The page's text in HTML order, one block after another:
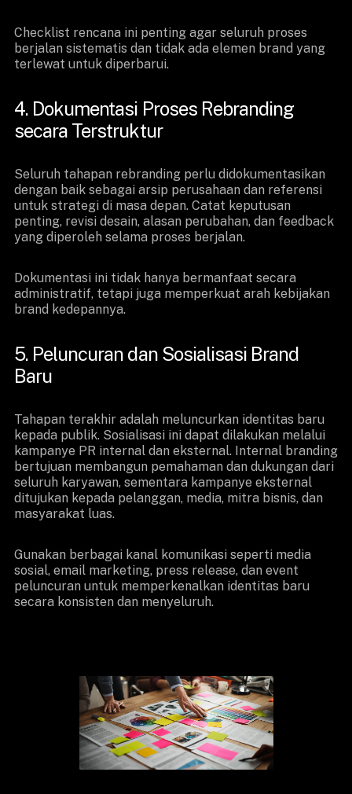
Checklist rencana ini penting agar seluruh proses
berjalan sistematis dan tidak ada elemen brand yang
terlewat untuk diperbarui.
4. Dokumentasi Proses Rebranding
secara Terstruktur
Seluruh tahapan rebranding perlu didokumentasikan
dengan baik sebagai arsip perusahaan dan referensi
untuk strategi di masa depan. Catat keputusan
penting, revisi desain, alasan perubahan, dan feedback
yang diperoleh selama proses berjalan.
Dokumentasi ini tidak hanya bermanfaat secara
administratif, tetapi juga memperkuat arah kebijakan
brand kedepannya.
5. Peluncuran dan Sosialisasi Brand
Baru
Tahapan terakhir adalah meluncurkan identitas baru
kepada publik. Sosialisasi ini dapat dilakukan melalui
kampanye PR internal dan eksternal. Internal branding
bertujuan membangun pemahaman dan dukungan dari
seluruh karyawan, sementara kampanye eksternal
ditujukan kepada pelanggan, media, mitra bisnis, dan
masyarakat luas.
Gunakan berbagai kanal komunikasi seperti media
sosial, email marketing, press release, dan event
peluncuran untuk memperkenalkan identitas baru
secara konsisten dan menyeluruh.